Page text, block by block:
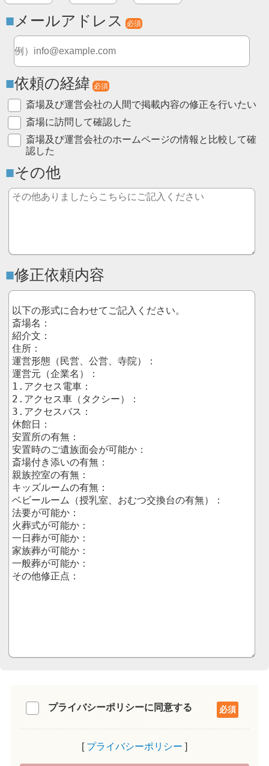
メールアドレス 必須
依頼の経緯 必須
斎場及び運営会社の人間で掲載内容の修正を行いたい
斎場に訪問して確認した
斎場及び運営会社のホームページの情報と比較して確
認した
その他
修正依頼内容
プライバシーポリシーに同意する
プライバシーポリシー